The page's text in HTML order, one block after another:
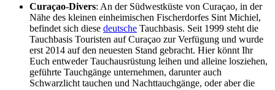
Curaçao-Divers: An der Südwestküste von Curaçao, in der
Nähe des kleinen einheimischen Fischerdorfes Sint Michiel,
befindet sich diese deutsche Tauchbasis. Seit 1999 steht die
Tauchbasis Touristen auf Curaçao zur Verfügung und wurde
erst 2014 auf den neuesten Stand gebracht. Hier könnt Ihr
Euch entweder Tauchausrüstung leihen und alleine losziehen,
geführte Tauchgänge unternehmen, darunter auch
Schwarzlicht tauchen und Nachttauchgänge, oder aber die